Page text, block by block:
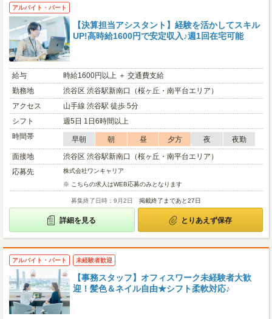
アルバイト・パート
【決算担当アシスタント】経験を活かしてスキル
UP!高時給1600円で安定収入♪週1回在宅可能
給与
時給1600円以上 ＋ 交通費支給
勤務地
渋谷区 渋谷駅新南口（桜ヶ丘・南平台エリア）
アクセス
山手線 渋谷駅 徒歩 5分
シフト
週5日 1日6時間以上
時間帯
早朝 朝 昼 夕方 夜
夜勤
面接地
渋谷区 渋谷駅新南口（桜ヶ丘・南平台エリア）
応募先
株式会社ワンキャリア
※ こちらの求人はWEB応募のみとなります
募集終了日時：9月2日 掲載終了まであと27日
詳細を見る とりあえず保存
アルバイト・パート 未経験者歓迎
【事務スタッフ】オフィスワーク未経験者大歓
迎！髪色＆ネイル自由★シフト柔軟対応♪